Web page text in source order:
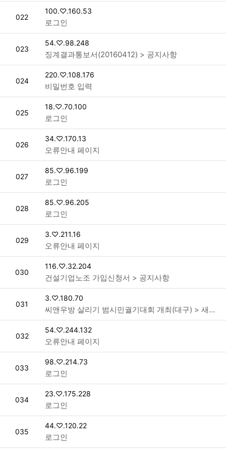
번호
022
접속자
100.♡.160.53
로그인
번호
023
접속자
54.♡.98.248
징계결과통보서(20160412) > 공지사항
번호
024
접속자
220.♡.108.176
비밀번호 입력
번호
025
접속자
18.♡.70.100
로그인
번호
026
접속자
34.♡.170.13
오류안내 페이지
번호
027
접속자
85.♡.96.199
로그인
번호
028
접속자
85.♡.96.205
로그인
번호
029
접속자
3.♡.211.16
오류안내 페이지
번호
030
접속자
116.♡.32.204
건설기업노조 가입신청서 > 공지사항
번호
031
접속자
3.♡.180.70
씨앤우방 살리기 범시민궐기대회 개최(대구) > 새소식
번호
032
접속자
54.♡.244.132
오류안내 페이지
번호
033
접속자
98.♡.214.73
로그인
번호
034
접속자
23.♡.175.228
로그인
번호
035
접속자
44.♡.120.22
로그인